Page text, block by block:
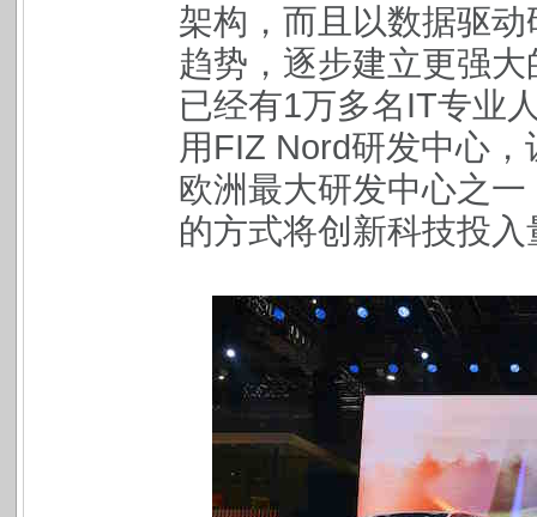
架构，而且以数据驱
趋势，逐步建立更强
已经有1万多名IT专业
用FIZ Nord研发中心
欧洲最大研发中心之
的方式将创新科技投入